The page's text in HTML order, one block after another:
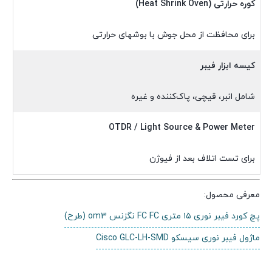
کوره حرارتی (Heat Shrink Oven)
برای محافظت از محل جوش با بوشهای حرارتی
کیسه ابزار فیبر
شامل انبر، قیچی، پاک‌کننده و غیره
OTDR / Light Source & Power Meter
برای تست اتلاف بعد از فیوژن
معرفی محصول:
پچ کورد فیبر نوری ۱۵ متری FC FC نگزنس om3 (طرح)
ماژول فیبر نوری سیسکو Cisco GLC-LH-SMD